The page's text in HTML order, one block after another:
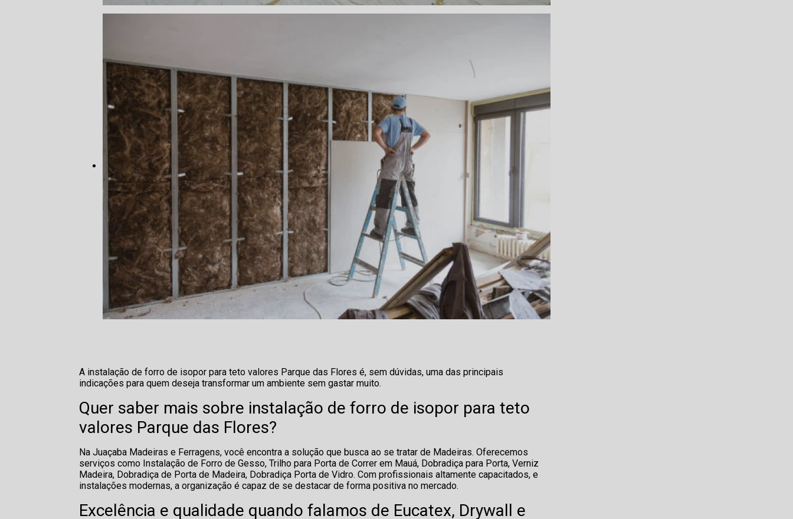
A instalação de forro de isopor para teto valores Parque das Flores é, sem dúvidas, uma das principais
indicações para quem deseja transformar um ambiente sem gastar muito.
Quer saber mais sobre instalação de forro de isopor para teto
valores Parque das Flores?
Na Juaçaba Madeiras e Ferragens, você encontra a solução que busca ao se tratar de Madeiras. Oferecemos
serviços como Instalação de Forro de Gesso, Trilho para Porta de Correr em Mauá, Dobradiça para Porta, Verniz
Madeira, Dobradiça de Porta de Madeira, Dobradiça Porta de Vidro. Com profissionais altamente capacitados, e
instalações modernas, a organização é capaz de se destacar de forma positiva no mercado.
Excelência e qualidade quando falamos de Eucatex, Drywall e